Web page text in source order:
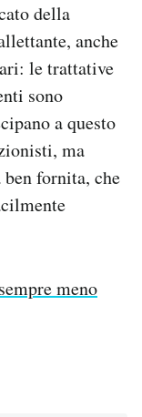
della
anche
le trattative
sono
a questo
ma
fornita, che
meno